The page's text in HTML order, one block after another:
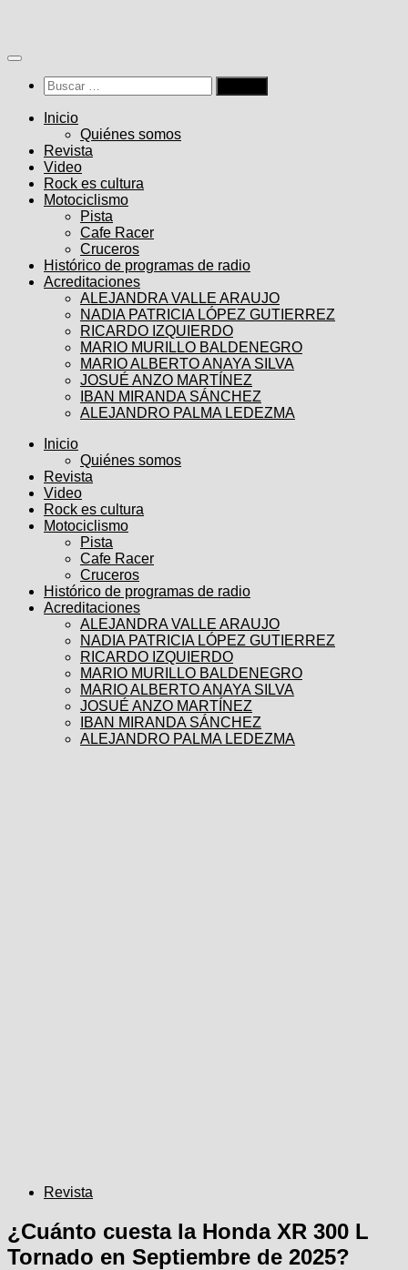
contenido
Buscar:
Inicio
Quiénes somos
Revista
Video
Rock es cultura
Motociclismo
Pista
Cafe Racer
Cruceros
Histórico de programas de radio
Acreditaciones
ALEJANDRA VALLE ARAUJO
NADIA PATRICIA LÓPEZ GUTIERREZ
RICARDO IZQUIERDO
MARIO MURILLO BALDENEGRO
MARIO ALBERTO ANAYA SILVA
JOSUÉ ANZO MARTÍNEZ
IBAN MIRANDA SÁNCHEZ
ALEJANDRO PALMA LEDEZMA
Inicio
Quiénes somos
Revista
Video
Rock es cultura
Motociclismo
Pista
Cafe Racer
Cruceros
Histórico de programas de radio
Acreditaciones
ALEJANDRA VALLE ARAUJO
NADIA PATRICIA LÓPEZ GUTIERREZ
RICARDO IZQUIERDO
MARIO MURILLO BALDENEGRO
MARIO ALBERTO ANAYA SILVA
JOSUÉ ANZO MARTÍNEZ
IBAN MIRANDA SÁNCHEZ
ALEJANDRO PALMA LEDEZMA
Revista
¿Cuánto cuesta la Honda XR 300 L
Tornado en Septiembre de 2025?